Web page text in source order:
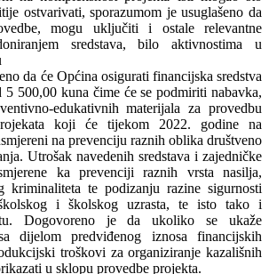
ostvarivati, sporazumom je usuglašeno da
mogu uključiti i ostale relevantne
sredstava, bilo aktivnostima u
da će Općina osigurati financijska sredstva
500,00 kuna čime će se podmiriti nabavka,
edukativnih materijala za provedbu
koji će tijekom 2022. godine na
na prevenciju raznih oblika društveno
Utrošak navedenih sredstava i zajedničke
ka prevenciji raznih vrsta nasilja,
kriminaliteta te podizanju razine sigurnosti
i školskog uzrasta, te isto tako i
Dogovoreno je da ukoliko se ukaže
dijelom predviđenog iznosa financijskih
troškovi za organiziranje kazališnih
u sklopu provedbe projekta.